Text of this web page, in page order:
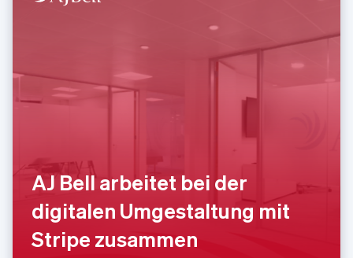
AJ Bell arbeitet bei der
digitalen Umgestaltung mit
Stripe zusammen
Luxemburg
English
Niederlande
Nederlands English
Norwegen
English
Österreich
DeutschEnglish